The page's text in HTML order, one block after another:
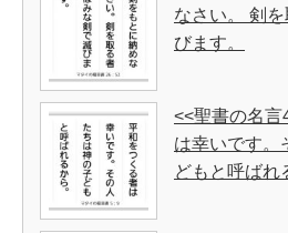
なさい。 剣
びます。
<<聖書の名
は幸いです。
どもと呼ばれ